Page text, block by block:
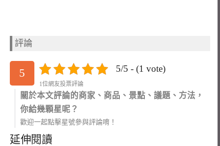
評論
5 5/5 - (1 vote)
1位網友投票評論
關於本文評論的商家、商品、景點、議題、方法，
你給幾顆星呢？
歡迎一起點擊星號參與評論唷！
延伸閱讀